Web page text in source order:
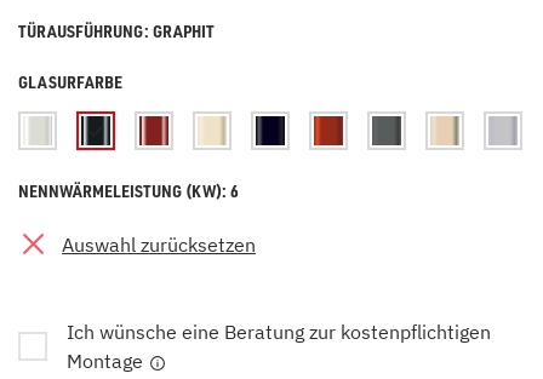
TÜRAUSFÜHRUNG: GRAPHIT
GLASURFARBE
NENNWÄRMELEISTUNG (KW): 6
Auswahl zurücksetzen
Ich wünsche eine Beratung zur kostenpflichtigen
Montage